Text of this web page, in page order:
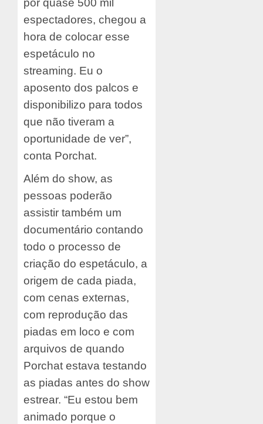
por quase 500 mil
espectadores, chegou a
hora de colocar esse
espetáculo no
streaming. Eu o
aposento dos palcos e
disponibilizo para todos
que não tiveram a
oportunidade de ver”,
conta Porchat.
Além do show, as
pessoas poderão
assistir também um
documentário contando
todo o processo de
criação do espetáculo, a
origem de cada piada,
com cenas externas,
com reprodução das
piadas em loco e com
arquivos de quando
Porchat estava testando
as piadas antes do show
estrear. “Eu estou bem
animado porque o